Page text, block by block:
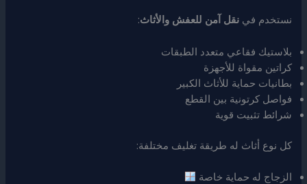
نستخدم فينقل آمن للعفش والأثاث:
بلاستيك فقاعي متعدد الطبقات
كراتين مقواة للأجهزة
بطانيات حماية للأثاث الكبير
فواصل كرتونية بين القطع
شرائط تثبيت قوية
كل نوع أثاث له طريقة تغليف مختلفة:
الزجاج له حماية خاصة